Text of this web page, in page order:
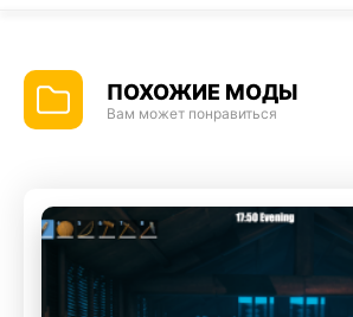
ПОХОЖИЕ МОДЫ
Вам может понравиться